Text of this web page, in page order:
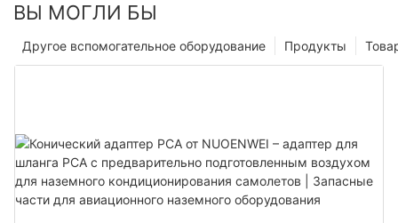
ВЫ МОГЛИ БЫ
Продукты
Другое вспомогательное оборудование